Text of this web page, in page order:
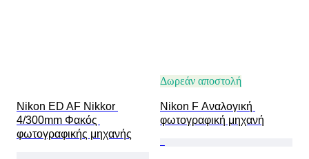
Nikon ED AF Nikkor
4/300mm Φακός
φωτογραφικής μηχανής
Δωρεάν αποστολή
Nikon F Αναλογική
φωτογραφική μηχανή